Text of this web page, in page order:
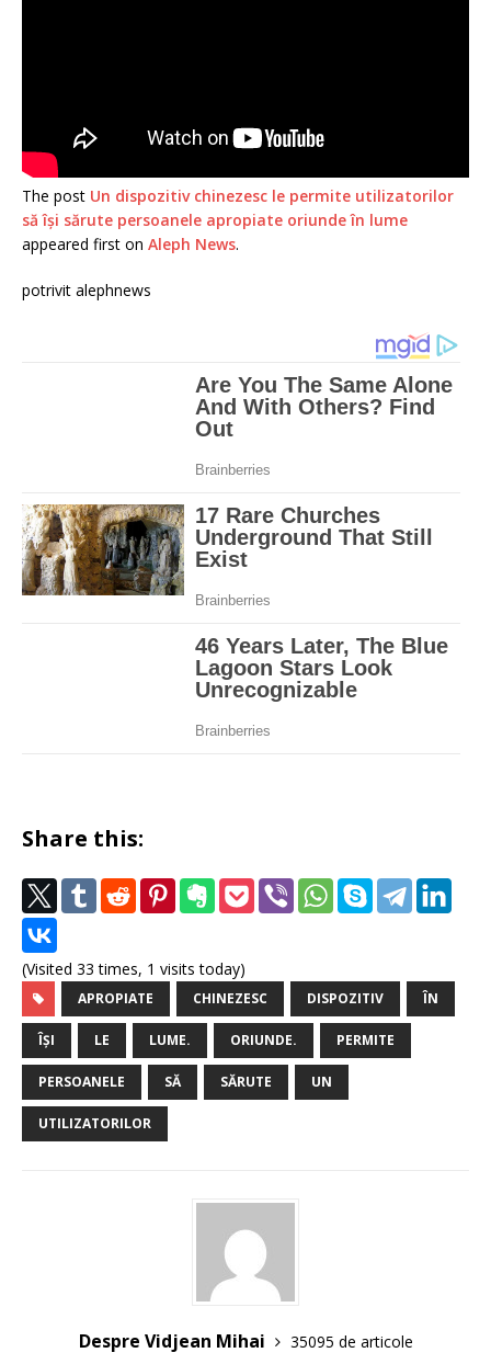
The post Un dispozitiv chinezesc le permite utilizatorilor
să își sărute persoanele apropiate oriunde în lume
appeared first on Aleph News.
potrivit alephnews
Share this:
(Visited 33 times, 1 visits today)
APROPIATE CHINEZESC DISPOZITIV ÎN
ÎŞI LE LUME. ORIUNDE. PERMITE
PERSOANELE SĂ SĂRUTE UN
UTILIZATORILOR
Despre Vidjean Mihai
35095 de articole